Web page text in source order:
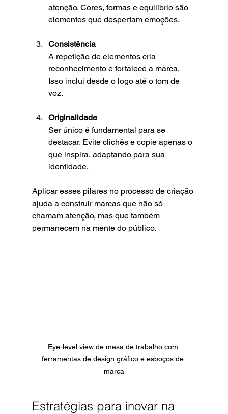
atenção. Cores, formas e equilíbrio são
elementos que despertam emoções.
Consistência
A repetição de elementos cria
reconhecimento e fortalece a marca.
Isso inclui desde o logo até o tom de
voz.
Originalidade
Ser único é fundamental para se
destacar. Evite clichês e copie apenas o
que inspira, adaptando para sua
identidade.
Aplicar esses pilares no processo de criação
ajuda a construir marcas que não só
chamam atenção, mas que também
permanecem na mente do público.
Eye-level view de mesa de trabalho com
ferramentas de design gráfico e esboços de
marca
Estratégias para inovar na